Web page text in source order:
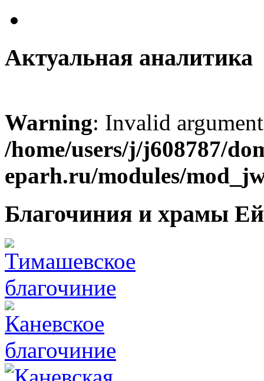
Актуальная аналитика
Warning: Invalid
/home/users/j/j608787/
eparh.ru/modules/
Благочиния и храмы